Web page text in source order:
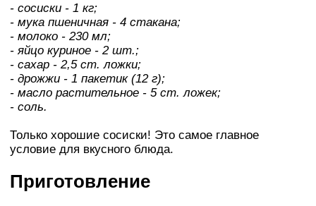
- сосиски - 1 кг;
- мука пшеничная - 4 стакана;
- молоко - 230 мл;
- яйцо куриное - 2 шт.;
- сахар - 2,5 ст. ложки;
- дрожжи - 1 пакетик (12 г);
- масло растительное - 5 ст. ложек;
- соль.
Только хорошие сосиски! Это самое главное
условие для вкусного блюда.
Приготовление